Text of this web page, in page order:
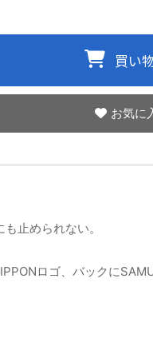
お気に
止められない。
ロゴ、バックに